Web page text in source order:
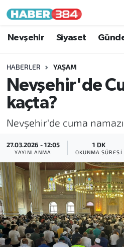
Nevşehir Siyaset
HABERLER YAŞAM
Nevşehir'de
kaçta?
Nevşehir'de cuma
27.03.2026 - 12:05
YAYINLANMA
1 DK
OKUNMA SÜRESI
Nöbetçi Eczaneler
Hava Durumu
Trafik Durumu
Tüm Manşetler
Son Dakika Haberleri
Haber Arşivi